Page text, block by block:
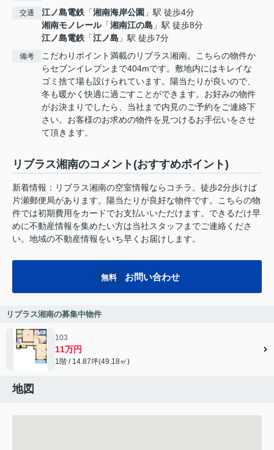
交通 江ノ島電鉄 「湘南海岸公園 」駅 徒歩4分
湘南モノレール「湘南江の島 」駅 徒歩8分
江ノ島電鉄 「江ノ島 」駅 徒歩7分
備考
こだわりポイント満載のリブラス湘南。こちらの物件か
らセブンイレブンまで404mです。敷地内にはキレイな
ゴミ捨て場も設けられています。陽当たりが良いので、
冬も暖かく快適に過ごすことができます。お好みの物件
がお決まりでしたら、当社まで内見のご予約をご連絡下
さい。お客様のお求めの物件を見つけるお手伝いをさせ
て頂きます。
リブラス湘南のコメント(おすすめポイント)
新着情報：リブラス湘南の空室情報ならコチラ。徒歩2分歩けば
片瀬郵便局があります。陽当たりが良好な物件です。こちらの物
件では初期費用をカードでお支払いいただけます。できるだけ早
めに不動産情報を集めたい方は当社スタッフまでご連絡くださ
い。地域の不動産情報をいち早くお届けします。
無料 お問い合わせ
リブラス湘南の募集中物件
103
11万円
1階 / 14.87坪(49.18㎡)
地図